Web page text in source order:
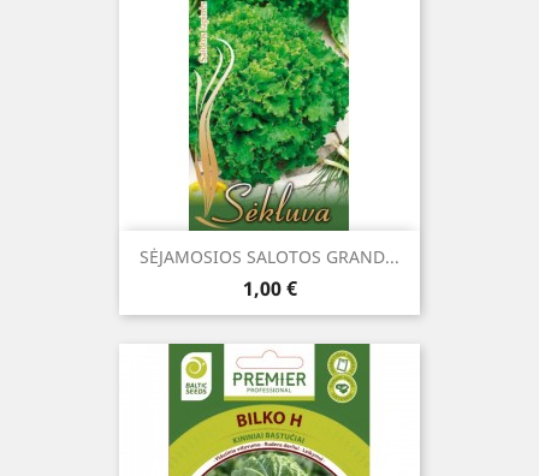
SĖJAMOSIOS SALOTOS GRAND...
Kaina
1,00 €